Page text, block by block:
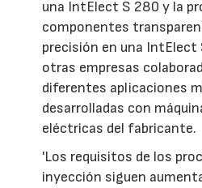
una IntElect S 280 y la
componentes
precisión en una IntElect
otras empresas
diferentes aplicaciones
desarrolladas con
eléctricas del fabricante.
'Los requisitos de los
inyección siguen